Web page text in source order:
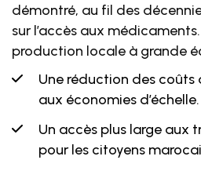
démontré, au fil des
sur l’accès aux
production locale à grande
Une réduction des
aux économies d’échelle.
Un accès plus large aux
pour les citoyens